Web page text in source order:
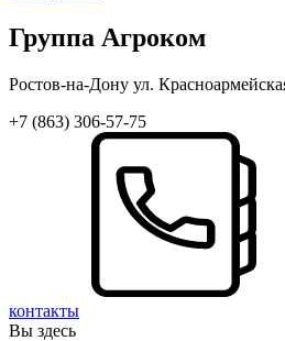
Группа Агроком
Ростов-на-Дону ул.
+7 (863) 306-57-75
контакты
Вы здесь